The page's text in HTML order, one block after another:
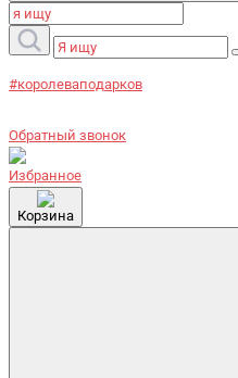
#королеваподарков
Обратный звонок
Избранное
Корзина